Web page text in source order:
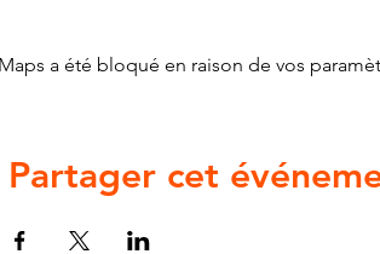
a été bloqué en raison de vos
Partager cet